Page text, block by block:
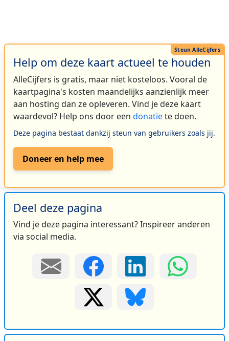
Help om deze kaart actueel te houden
AlleCijfers is gratis, maar niet kosteloos. Vooral de
kaartpagina's kosten maandelijks aanzienlijk meer
aan hosting dan ze opleveren. Vind je deze kaart
waardevol? Help ons door een donatiete doen.
Deze pagina bestaat dankzij steun van gebruikers zoals jij.
Doneer en help mee
Deel deze pagina
Vind je deze pagina interessant? Inspireer anderen
via social media.